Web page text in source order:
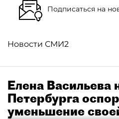
Подписаться на
Новости СМИ2
Елена Васильева
Петербурга
уменьшение